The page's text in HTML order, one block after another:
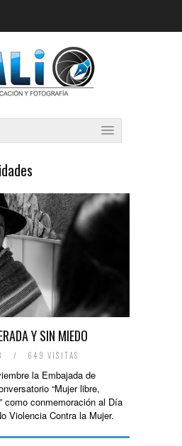
Y SIN MIEDO
/ 649 VISITAS
la Embajada de
“Mujer libre,
como conmemoración al Día
Violencia Contra la Mujer.